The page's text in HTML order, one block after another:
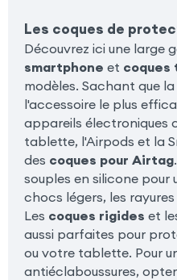
Les coques de
Découvrez ici une large
smartphone et
modèles. Sachant que
l'accessoire le plus
appareils électroniques
tablette, l'Airpods et la
des coques pour Airtag
souples en silicone
chocs légers, les
Les coques rigides et
aussi parfaites pour
ou votre tablette. Pour
antiéclaboussures,